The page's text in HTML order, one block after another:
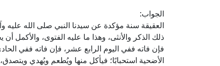
الجواب:
العقيقة سنة مؤكدة عن سيدنا النبي صلى الله
ذلك الذكر والأنثى، وهذا ما عليه الفتوى، والأكمل
فإن فاته ففي اليوم الرابع عشر، فإن فاته ففي
الأضحية استحبابًا؛ فيأكل منها ويُطعم ويُهدي